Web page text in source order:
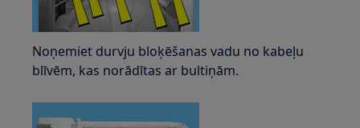
Noņemiet durvju bloķēšanas vadu no kabeļu
blīvēm, kas norādītas ar bultiņām.